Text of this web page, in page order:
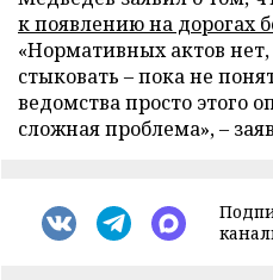
к появлению на дорогах
«Нормативных актов нет,
стыковать – пока не
ведомства просто этого
сложная проблема», –